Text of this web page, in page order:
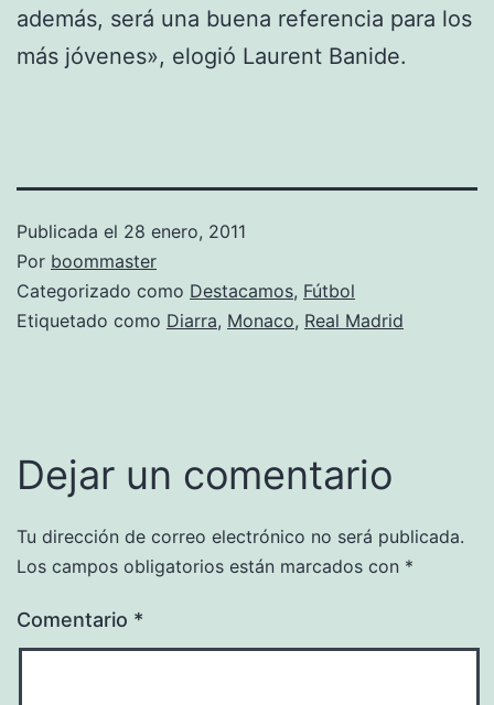
además, será una buena referencia para los
más jóvenes», elogió Laurent Banide.
Publicada el 28 enero, 2011
Por boommaster
Categorizado como Destacamos, Fútbol
Etiquetado como Diarra, Monaco, Real Madrid
Dejar un comentario
Tu dirección de correo electrónico no será publicada.
Los campos obligatorios están marcados con *
Comentario *